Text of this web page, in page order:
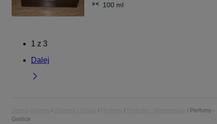
100 ml
1 z 3
Dalej
Perfumy -
Gorlice